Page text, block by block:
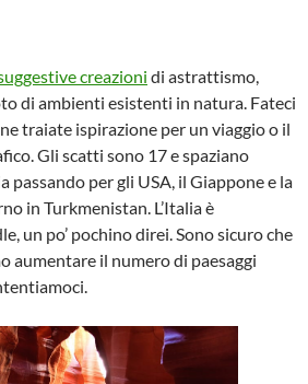
creazioni di astrattismo,
di ambienti esistenti in natura. Fateci
traiate ispirazione per un viaggio o il
Gli scatti sono 17 e spaziano
passando per gli USA, il Giappone e la
in Turkmenistan. L’Italia è
un po’ pochino direi. Sono sicuro che
aumentare il numero di paesaggi